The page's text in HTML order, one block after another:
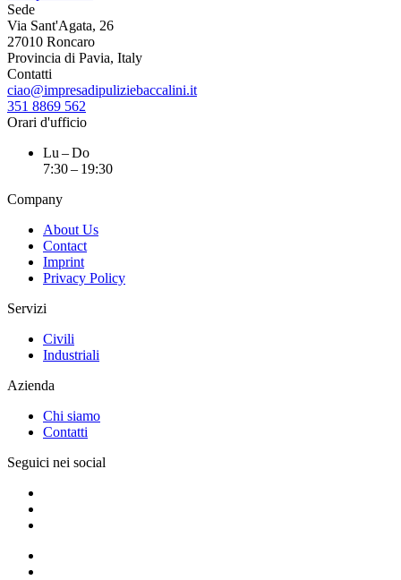
Sede
Via Sant'Agata, 26
27010 Roncaro
Provincia di Pavia, Italy
Contatti
ciao@impresadipuliziebaccalini.it
351 8869 562
Orari d'ufficio
Lu – Do
7:30 – 19:30
Company
About Us
Contact
Imprint
Privacy Policy
Servizi
Civili
Industriali
Azienda
Chi siamo
Contatti
Seguici nei social